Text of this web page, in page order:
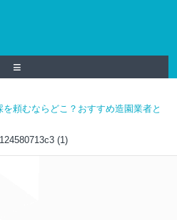
≡
頼むならどこ？おすすめ造園業者と
(1)